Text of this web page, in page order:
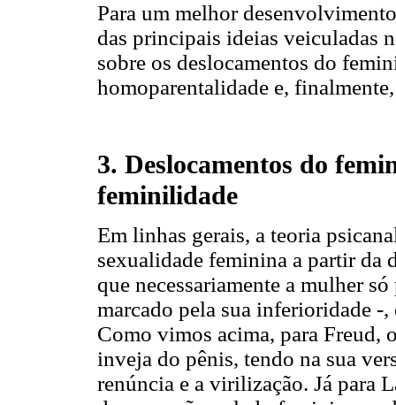
Para um melhor
das principais ideias veiculadas
sobre os deslocamentos do
homoparentalidade e,
3. Deslocamentos do
feminilidade
Em linhas gerais, a teoria
sexualidade feminina a partir da
que necessariamente a mulher
marcado pela sua inferioridade -
Como vimos acima, para Freud,
inveja do pênis, tendo na sua
renúncia e a virilização. Já para